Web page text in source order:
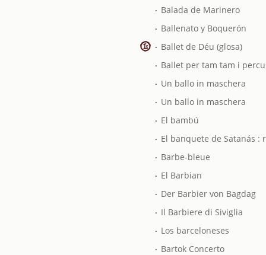
. Balada de Marinero
. Ballenato y Boquerón
. Ballet de Déu (glosa)
. Ballet per tam tam i
. Un ballo in maschera
. Un ballo in maschera
. El bambú
. El banquete de Satanás :
. Barbe-bleue
. El Barbian
. Der Barbier von Bagdag
. Il Barbiere di Siviglia
. Los barceloneses
. Bartok Concerto